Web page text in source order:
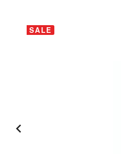
Bildergalerie überspringen
SALE